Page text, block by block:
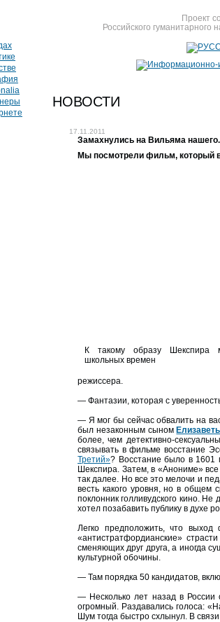
Проект
Российского
НОВОСТИ
17.11.2011
Замахнулись на Вильяма
Мы посмотрели фильм, который
К такому образу Шекспира
школьных времен
режиссера.
— Фантазии, которая с
— Я мог бы сейчас обвалить на
был незаконным сыном
более, чем детективно-
связывать в фильме восстание
Третий»? Восстание было в 1601
Шекспира. Затем, в «Анониме»
так далее. Но все это мелочи и
весть какого уровня, но в общем
поклонник голливудского кино.
хотел позабавить публику в духе
Легко предположить, что
«антистратфордианские»
сменяющих друг друга, а иногда
культурной обочины.
— Там порядка 50 кандидатов,
— Несколько лет назад в России
огромный. Раздавались голоса:
Шум тогда быстро схлынул. В